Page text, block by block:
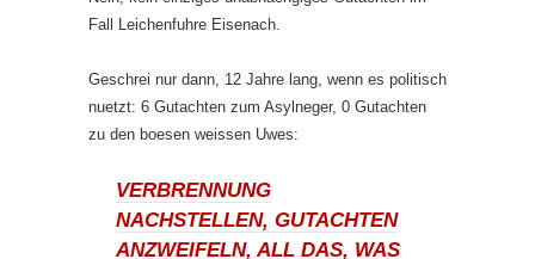
Fall Leichenfuhre Eisenach.
Geschrei nur dann, 12 Jahre lang, wenn es politisch
nuetzt: 6 Gutachten zum Asylneger, 0 Gutachten
zu den boesen weissen Uwes:
VERBRENNUNG
NACHSTELLEN, GUTACHTEN
ANZWEIFELN, ALL DAS, WAS